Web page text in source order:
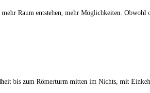
Raum entstehen, mehr Möglichkeiten. Obwohl
bis zum Römerturm mitten im Nichts, mit